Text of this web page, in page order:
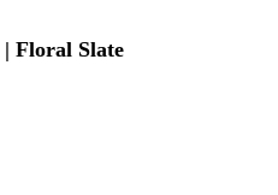
Floral Slate